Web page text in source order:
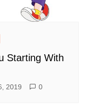
Starting With
2019 0